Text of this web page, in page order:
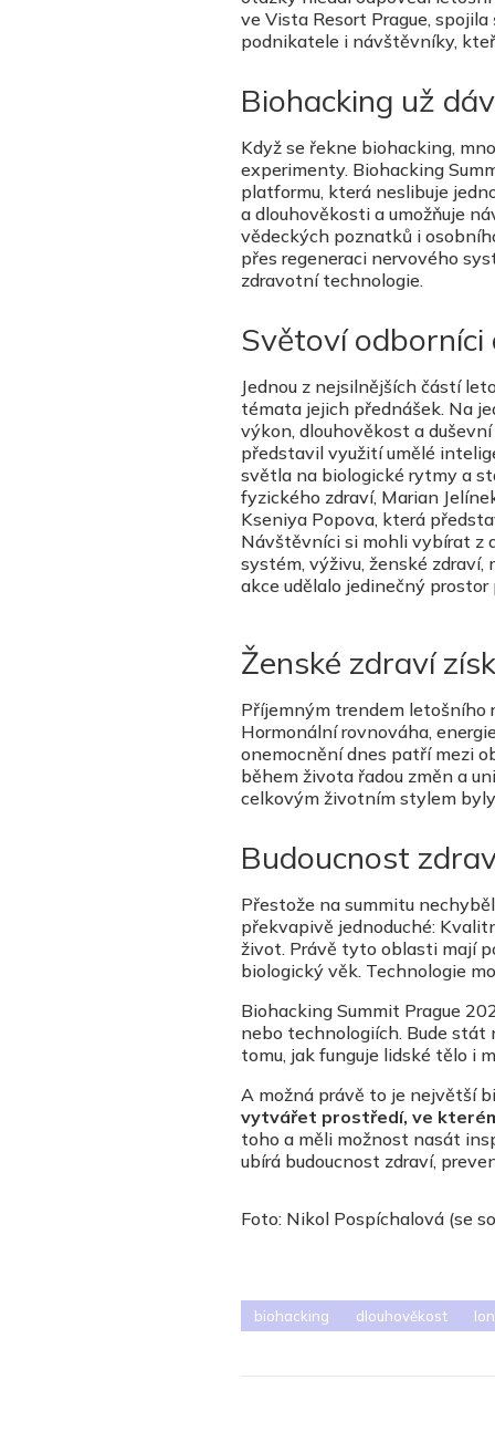
ve Vista Resort Prague,
podnikatele i návštěvníky,
Biohacking už
Když se řekne biohacking,
experimenty. Biohacking
platformu, která neslibuje
a dlouhověkosti a umožňuje
vědeckých poznatků i
přes regeneraci nervového
zdravotní technologie.
Světoví
Jednou z nejsilnějších částí
témata jejich přednášek. Na
výkon, dlouhověkost a
představil využití umělé
světla na biologické rytmy a
fyzického zdraví, Marian
Kseniya Popova, která
Návštěvníci si mohli vybírat z
systém, výživu, ženské
akce udělalo jedinečný
Ženské zdraví
Příjemným trendem letošního
Hormonální rovnováha,
onemocnění dnes patří mezi
během života řadou změn a
celkovým životním stylem
Budoucnost
Přestože na summitu
překvapivě jednoduché:
život. Právě tyto oblasti mají
biologický věk. Technologie
Biohacking Summit Prague
nebo technologiích. Bude stát
tomu, jak funguje lidské tělo i
A možná právě to je největší
vytvářet prostředí, ve
toho a měli možnost nasát
ubírá budoucnost zdraví,
Foto: Nikol Pospíchalová (se
biohacking dlouhověkost